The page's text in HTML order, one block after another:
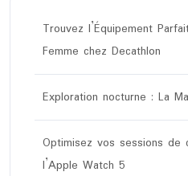
Trouvez l’Équipement
Femme chez Decathlon
Exploration nocturne : La
Optimisez vos sessions de
l’Apple Watch 5